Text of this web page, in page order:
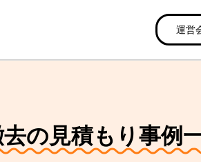
運営
の見積もり事例